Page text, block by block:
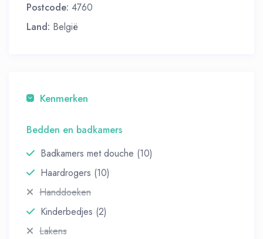
Postcode: 4760
Land: België
Kenmerken
Bedden en badkamers
Badkamers met douche (10)
Haardrogers (10)
Handdoeken
Kinderbedjes (2)
Lakens